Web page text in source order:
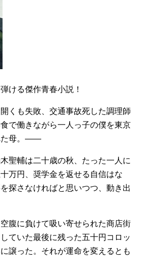
ける傑作青春小説！
くも失敗、交通事故死した調理師
で働きながら一人っ子の僕を東京
た母。――
聖輔は二十歳の秋、たった一人に
万円、奨学金を返せる自信はな
探さなければと思いつつ、動き出
腹に負けて吸い寄せられた商店街
ていた最後に残った五十円コロッ
譲った。それが運命を変えるとも